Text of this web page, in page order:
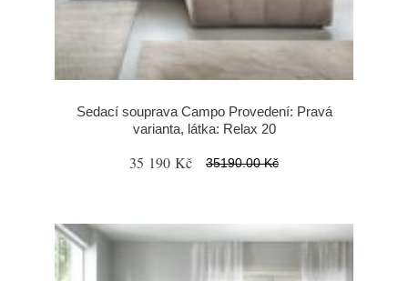
Sedací souprava Campo Provedení: Pravá
varianta, látka: Relax 20
35 190 Kč 35190.00 Kč